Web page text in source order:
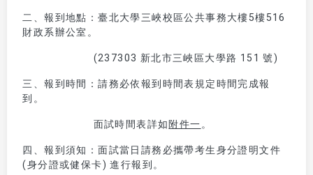
二、報到地點：臺北大學三峽校區公共事務大樓5樓516
財政系辦公室。
(237303 新北市三峽區大學路 151 號)
三、報到時間：請務必依報到時間表規定時間完成報
到。
面試時間表詳如 附件一。
四、報到須知：面試當日請務必攜帶考生身分證明文件
(身分證或健保卡) 進行報到。